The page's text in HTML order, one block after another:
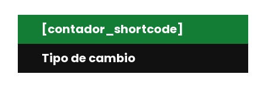
[contador_shortcode]
Tipo de cambio